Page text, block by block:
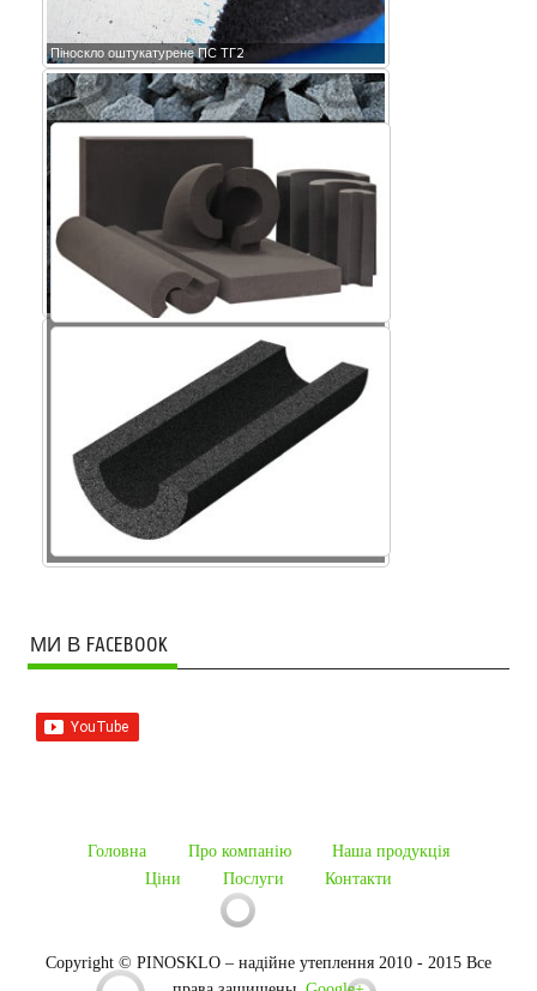
Піноскло оштукатурене ПС ТГ2
Крихта піноскла
МИ В FACEBOOK
Головна Про компанію
Наша продукцiя
Ціни
Послуги Контакти
Copyright © PINOSKLO – надійне утеплення 2010 - 2015 Все